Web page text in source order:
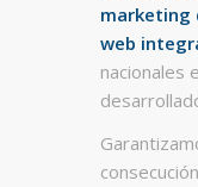
marketing
web
nacionales